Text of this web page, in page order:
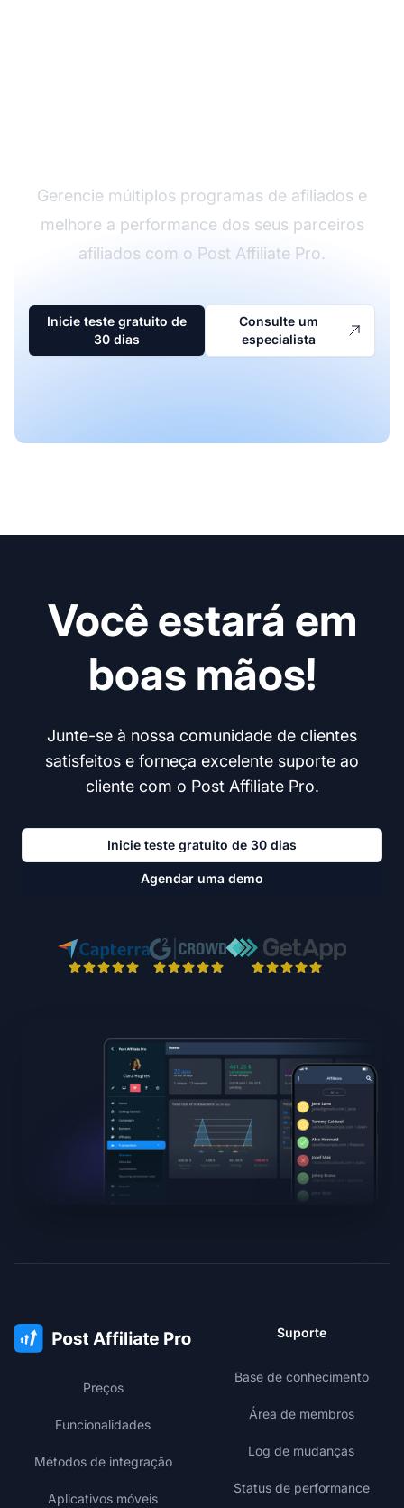
Gerencie múltiplos programas de afiliados e
melhore a performance dos seus parceiros
afiliados com o Post Affiliate Pro.
Inicie teste gratuito de
30 dias
Consulte um
especialista
Você estará em
boas mãos!
Junte-se à nossa comunidade de clientes
satisfeitos e forneça excelente suporte ao
cliente com o Post Affiliate Pro.
Inicie teste gratuito de 30 dias
Agendar uma demo
Preços
Funcionalidades
Métodos de integração
Aplicativos móveis
Suporte
Base de conhecimento
Área de membros
Log de mudanças
Status de performance